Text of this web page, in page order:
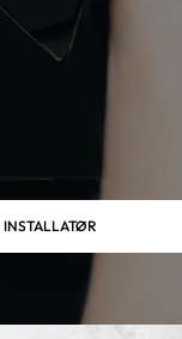
INSTALLATØR